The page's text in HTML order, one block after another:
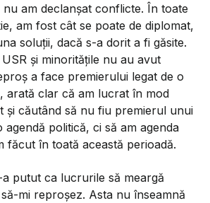
nu am declanșat conflicte. În toate
am fost cât se poate de diplomat,
soluții, dacă s-a dorit a fi găsite.
și minoritățile nu au avut
a face premierului legat de o
arată clar că am lucrat în mod
și căutând să nu fiu premierul unui
agendă politică, ci să am agenda
făcut în toată această perioadă.
putut ca lucrurile să meargă
mi reproșez. Asta nu înseamnă